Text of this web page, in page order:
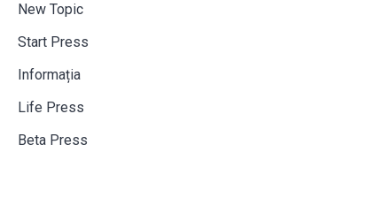
New Topic
Start Press
Informația
Life Press
Beta Press